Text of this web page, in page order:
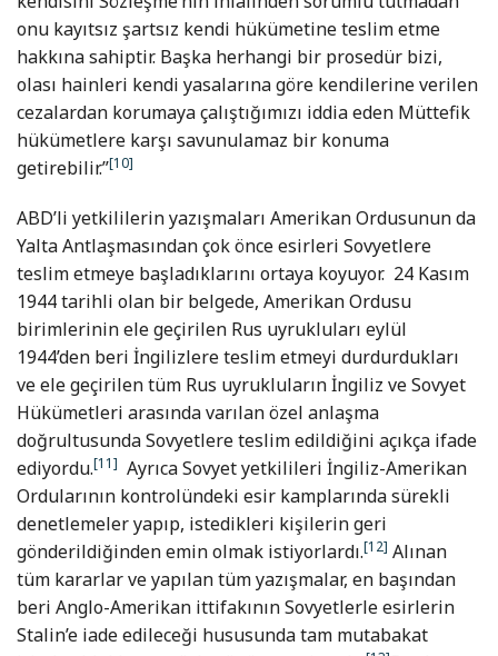
onu kayıtsız şartsız kendi hükümetine teslim etme
hakkına sahiptir. Başka herhangi bir prosedür bizi,
olası hainleri kendi yasalarına göre kendilerine verilen
cezalardan korumaya çalıştığımızı iddia eden Müttefik
hükümetlere karşı savunulamaz bir konuma
getirebilir.”[10]
ABD’li yetkililerin yazışmaları Amerikan Ordusunun da
Yalta Antlaşmasından çok önce esirleri Sovyetlere
teslim etmeye başladıklarını ortaya koyuyor. 24 Kasım
1944 tarihli olan bir belgede, Amerikan Ordusu
birimlerinin ele geçirilen Rus uyrukluları eylül
1944’den beri İngilizlere teslim etmeyi durdurdukları
ve ele geçirilen tüm Rus uyrukluların İngiliz ve Sovyet
Hükümetleri arasında varılan özel anlaşma
doğrultusunda Sovyetlere teslim edildiğini açıkça ifade
ediyordu.[11] Ayrıca Sovyet yetkilileri İngiliz-Amerikan
Ordularının kontrolündeki esir kamplarında sürekli
denetlemeler yapıp, istedikleri kişilerin geri
gönderildiğinden emin olmak istiyorlardı.[12] Alınan
tüm kararlar ve yapılan tüm yazışmalar, en başından
beri Anglo-Amerikan ittifakının Sovyetlerle esirlerin
Stalin’e iade edileceği hususunda tam mutabakat